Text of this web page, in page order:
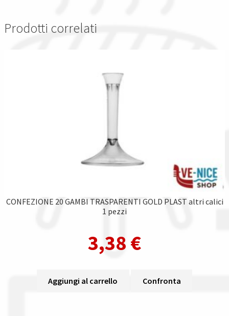
Prodotti correlati
CONFEZIONE 20 GAMBI TRASPARENTI GOLD PLAST altri calici
1 pezzi
3,38 €
Aggiungi al carrello Confronta